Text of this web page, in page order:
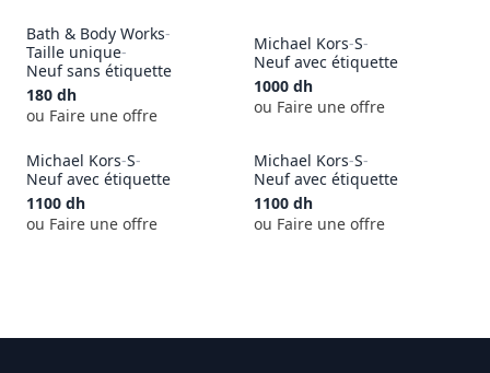
Bath & Body Works-
Taille unique-
Neuf sans étiquette
180 dh
ou Faire une offre
Michael Kors-S-
Neuf avec étiquette
1000 dh
ou Faire une offre
Michael Kors-S-
Neuf avec étiquette
1100 dh
ou Faire une offre
Michael Kors-S-
Neuf avec étiquette
1100 dh
ou Faire une offre